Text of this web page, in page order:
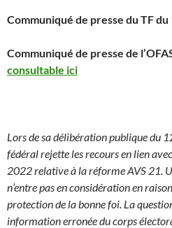
Communiqué de presse du TF
Communiqué de presse de
consultable ici
Lors de sa délibération publique du
fédéral rejette les recours en lien
2022 relative à la réforme AVS 21.
n’entre pas en considération en
protection de la bonne foi. La
information erronée du corps